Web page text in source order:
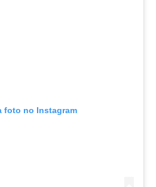
foto no Instagram